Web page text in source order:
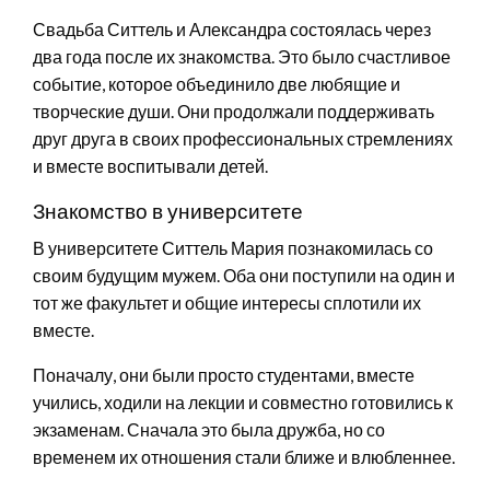
Свадьба Ситтель и Александра состоялась через
два года после их знакомства. Это было счастливое
событие, которое объединило две любящие и
творческие души. Они продолжали поддерживать
друг друга в своих профессиональных стремлениях
и вместе воспитывали детей.
Знакомство в университете
В университете Ситтель Мария познакомилась со
своим будущим мужем. Оба они поступили на один и
тот же факультет и общие интересы сплотили их
вместе.
Поначалу, они были просто студентами, вместе
учились, ходили на лекции и совместно готовились к
экзаменам. Сначала это была дружба, но со
временем их отношения стали ближе и влюбленнее.